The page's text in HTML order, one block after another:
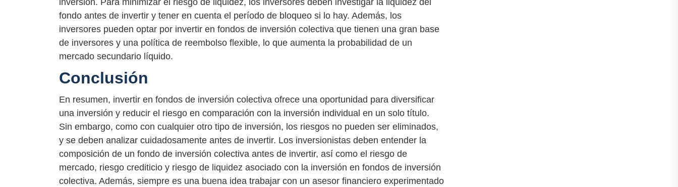
fondo antes de invertir y tener en cuenta el período de bloqueo si lo hay. Además, los
inversores pueden optar por invertir en fondos de inversión colectiva que tienen una gran base
de inversores y una política de reembolso flexible, lo que aumenta la probabilidad de un
mercado secundario líquido.
Conclusión
En resumen, invertir en fondos de inversión colectiva ofrece una oportunidad para diversificar
una inversión y reducir el riesgo en comparación con la inversión individual en un solo título.
Sin embargo, como con cualquier otro tipo de inversión, los riesgos no pueden ser eliminados,
y se deben analizar cuidadosamente antes de invertir. Los inversionistas deben entender la
composición de un fondo de inversión colectiva antes de invertir, así como el riesgo de
mercado, riesgo crediticio y riesgo de liquidez asociado con la inversión en fondos de inversión
colectiva. Además, siempre es una buena idea trabajar con un asesor financiero experimentado